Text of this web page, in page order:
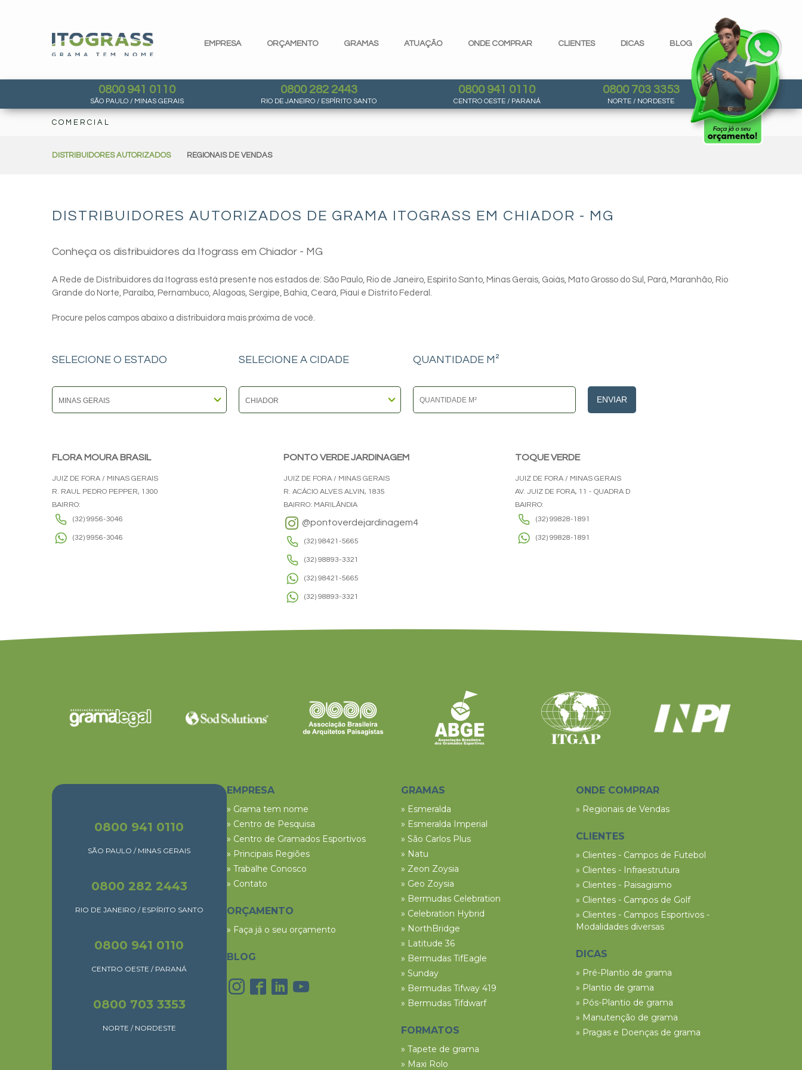
EMPRESA ORÇAMENTO GRAMAS ATUAÇÃO ONDE COMPRAR CLIENTES DICAS BLOG
0800 941 0110
SÃO PAULO / MINAS GERAIS
0800 282 2443
RIO DE JANEIRO / ESPÍRITO SANTO
0800 941 0110
CENTRO OESTE / PARANÁ
0800 703 3353
NORTE / NORDESTE
COMERCIAL
DISTRIBUIDORES AUTORIZADOS REGIONAIS DE VENDAS
DISTRIBUIDORES AUTORIZADOS DE GRAMA ITOGRASS EM CHIADOR - MG
Conheça os distribuidores da Itograss em Chiador - MG
A Rede de Distribuidores da Itograss está presente nos estados de: São Paulo, Rio de Janeiro, Espirito Santo, Minas Gerais, Goiás, Mato Grosso do Sul, Pará, Maranhão, Rio
Grande do Norte, Paraíba, Pernambuco, Alagoas, Sergipe, Bahia, Ceará, Piauí e Distrito Federal.
Procure pelos campos abaixo a distribuidora mais próxima de você.
SELECIONE O ESTADO SELECIONE A CIDADE QUANTIDADE M²
ENVIAR
FLORA MOURA BRASIL
JUIZ DE FORA / MINAS GERAIS
R. RAUL PEDRO PEPPER, 1300
BAIRRO:
(32) 9956-3046
(32) 9956-3046
PONTO VERDE JARDINAGEM
JUIZ DE FORA / MINAS GERAIS
R. ACÁCIO ALVES ALVIN, 1835
BAIRRO: MARILÂNDIA
@pontoverdejardinagem4
(32) 98421-5665
(32) 98893-3321
(32) 98421-5665
(32) 98893-3321
TOQUE VERDE
JUIZ DE FORA / MINAS GERAIS
AV. JUIZ DE FORA, 11 - QUADRA D
BAIRRO:
(32) 99828-1891
(32) 99828-1891
0800 941 0110
SÃO PAULO / MINAS GERAIS
0800 282 2443
RIO DE JANEIRO / ESPÍRITO SANTO
0800 941 0110
CENTRO OESTE / PARANÁ
0800 703 3353
NORTE / NORDESTE
EMPRESA
» Grama tem nome
» Centro de Pesquisa
» Centro de Gramados Esportivos
» Principais Regiões
» Trabalhe Conosco
» Contato
ORÇAMENTO
» Faça já o seu orçamento
BLOG
GRAMAS
» Esmeralda
» Esmeralda Imperial
» São Carlos Plus
» Natu
» Zeon Zoysia
» Geo Zoysia
» Bermudas Celebration
» Celebration Hybrid
» NorthBridge
» Latitude 36
» Bermudas TifEagle
» Sunday
» Bermudas Tifway 419
» Bermudas Tifdwarf
FORMATOS
» Tapete de grama
» Maxi Rolo
ONDE COMPRAR
» Regionais de Vendas
CLIENTES
» Clientes - Campos de Futebol
» Clientes - Infraestrutura
» Clientes - Paisagismo
» Clientes - Campos de Golf
» Clientes - Campos Esportivos -
Modalidades diversas
DICAS
» Pré-Plantio de grama
» Plantio de grama
» Pós-Plantio de grama
» Manutenção de grama
» Pragas e Doenças de grama